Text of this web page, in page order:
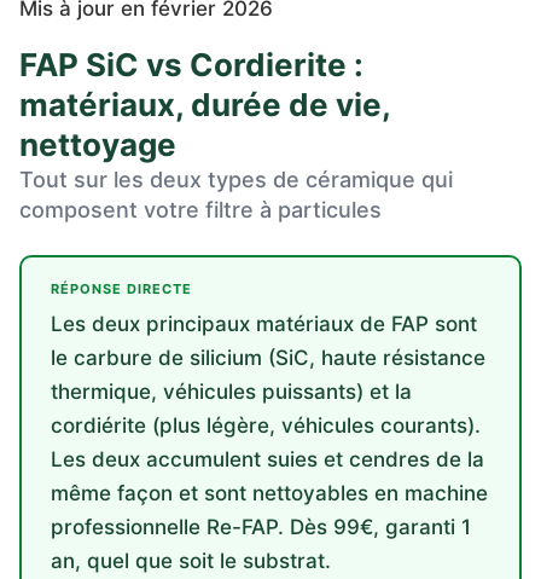
Mis à jour en février 2026
FAP SiC vs Cordierite :
matériaux, durée de vie,
nettoyage
Tout sur les deux types de céramique qui
composent votre filtre à particules
RÉPONSE DIRECTE
Les deux principaux matériaux de FAP sont
le carbure de silicium (SiC, haute résistance
thermique, véhicules puissants) et la
cordiérite (plus légère, véhicules courants).
Les deux accumulent suies et cendres de la
même façon et sont nettoyables en machine
professionnelle Re-FAP. Dès 99€, garanti 1
an, quel que soit le substrat.